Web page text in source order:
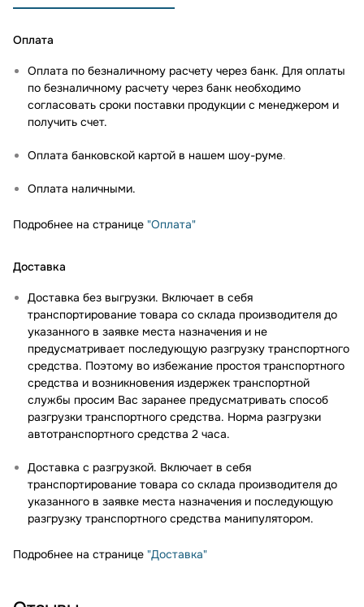
Оплата
Оплата по безналичному расчету через банк. Для оплаты
по безналичному расчету через банк необходимо
согласовать сроки поставки продукции с менеджером и
получить счет.
Оплата банковской картой в нашем шоу-руме.
Оплата наличными.
Подробнее на странице "Оплата"
Доставка
Доставка без выгрузки. Включает в себя
транспортирование товара со склада производителя до
указанного в заявке места назначения и не
предусматривает последующую разгрузку транспортного
средства. Поэтому во избежание простоя транспортного
средства и возникновения издержек транспортной
службы просим Вас заранее предусматривать способ
разгрузки транспортного средства. Норма разгрузки
автотранспортного средства 2 часа.
Доставка с разгрузкой. Включает в себя
транспортирование товара со склада производителя до
указанного в заявке места назначения и последующую
разгрузку транспортного средства манипулятором.
Подробнее на странице "Доставка"